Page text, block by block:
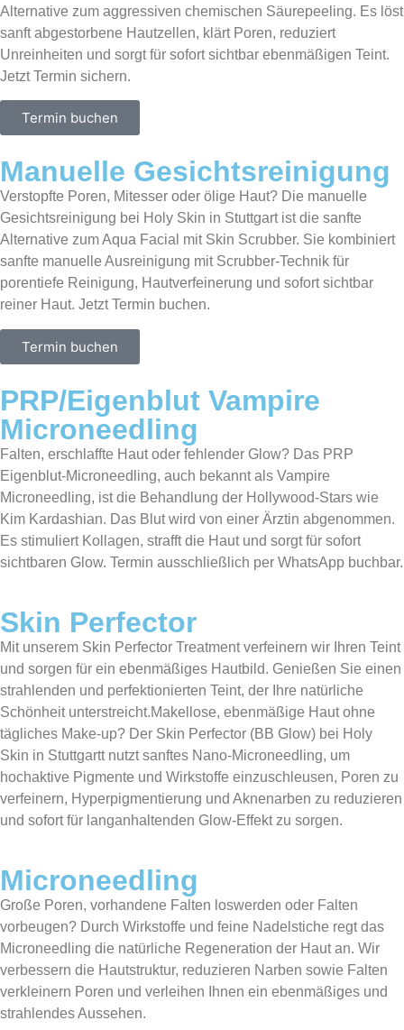
Alternative zum aggressiven chemischen Säurepeeling. Es löst
sanft abgestorbene Hautzellen, klärt Poren, reduziert
Unreinheiten und sorgt für sofort sichtbar ebenmäßigen Teint.
Jetzt Termin sichern.
Termin buchen
Manuelle Gesichtsreinigung
Verstopfte Poren, Mitesser oder ölige Haut? Die manuelle
Gesichtsreinigung bei Holy Skin in Stuttgart ist die sanfte
Alternative zum Aqua Facial mit Skin Scrubber. Sie kombiniert
sanfte manuelle Ausreinigung mit Scrubber-Technik für
porentiefe Reinigung, Hautverfeinerung und sofort sichtbar
reiner Haut. Jetzt Termin buchen.
Termin buchen
PRP/Eigenblut Vampire
Microneedling
Falten, erschlaffte Haut oder fehlender Glow? Das PRP
Eigenblut-Microneedling, auch bekannt als Vampire
Microneedling, ist die Behandlung der Hollywood-Stars wie
Kim Kardashian. Das Blut wird von einer Ärztin abgenommen.
Es stimuliert Kollagen, strafft die Haut und sorgt für sofort
sichtbaren Glow. Termin ausschließlich per WhatsApp buchbar.
Skin Perfector
Mit unserem Skin Perfector Treatment verfeinern wir Ihren Teint
und sorgen für ein ebenmäßiges Hautbild. Genießen Sie einen
strahlenden und perfektionierten Teint, der Ihre natürliche
Schönheit unterstreicht.Makellose, ebenmäßige Haut ohne
tägliches Make‑up? Der Skin Perfector (BB Glow) bei Holy
Skin in Stuttgartt nutzt sanftes Nano‑Microneedling, um
hochaktive Pigmente und Wirkstoffe einzuschleusen, Poren zu
verfeinern, Hyperpigmentierung und Aknenarben zu reduzieren
und sofort für langanhaltenden Glow‑Effekt zu sorgen.
Microneedling
Große Poren, vorhandene Falten loswerden oder Falten
vorbeugen? Durch Wirkstoffe und feine Nadelstiche regt das
Microneedling die natürliche Regeneration der Haut an. Wir
verbessern die Hautstruktur, reduzieren Narben sowie Falten
verkleinern Poren und verleihen Ihnen ein ebenmäßiges und
strahlendes Aussehen.